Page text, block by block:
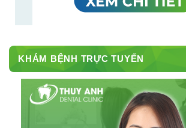
KHÁM BỆNH TRỰC TUYẾN